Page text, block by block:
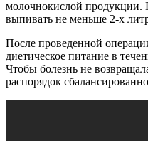
молочнокислой продукции.
выпивать не меньше 2-х
После проведенной
диетическое питание в
Чтобы болезнь не
распорядок